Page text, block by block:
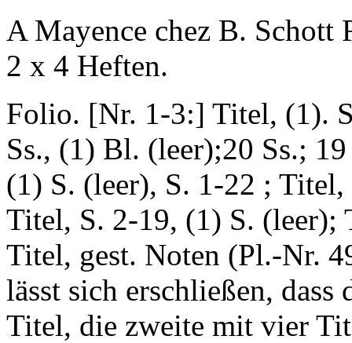
A Mayence chez B.
2 x 4 Heften.
Folio. [Nr. 1-3:] Titel, (1).
Ss., (1) Bl. (leer);20 Ss.;
(1) S. (leer), S. 1-22 ;
Titel, S. 2-19, (1) S. (leer);
Titel, gest. Noten (Pl.-Nr.
lässt sich erschließen,
Titel, die zweite mit vier